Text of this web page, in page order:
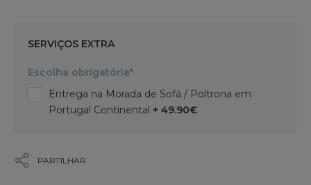
SERVIÇOS EXTRA
Escolha obrigatória*
Entrega na Morada de Sofá / Poltrona em
Portugal Continental + 49.90€
PARTILHAR